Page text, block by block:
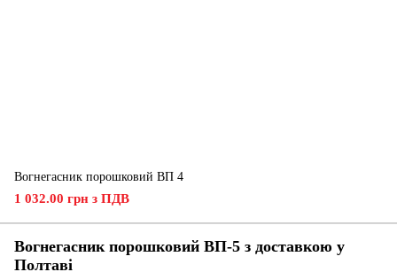
Вогнегасник порошковий ВП 4
1 032.00 грн з ПДВ
Вогнегасник порошковий ВП-5 з доставкою у
Полтаві